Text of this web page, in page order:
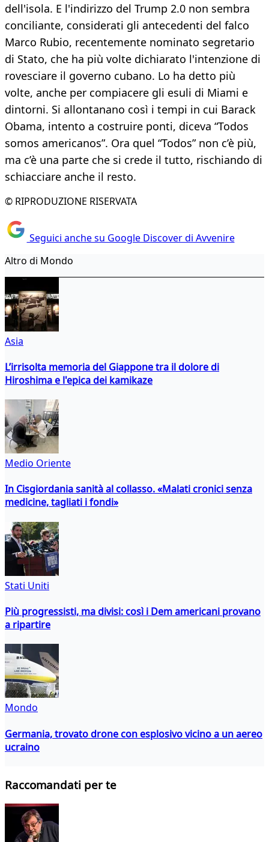
dell'isola. E l'indirizzo del Trump 2.0 non sembra
conciliante, considerati gli antecedenti del falco
Marco Rubio, recentemente nominato segretario
di Stato, che ha più volte dichiarato l'intenzione di
rovesciare il governo cubano. Lo ha detto più
volte, anche per compiacere gli esuli di Miami e
dintorni. Si allontanano così i tempi in cui Barack
Obama, intento a costruire ponti, diceva “Todos
somos americanos”. Ora quel “Todos” non c’è più,
ma c’è una parte che si crede il tutto, rischiando di
schiacciare anche il resto.
© RIPRODUZIONE RISERVATA
Seguici anche su Google Discover di Avvenire
Altro di Mondo
Asia
L’irrisolta memoria del Giappone tra il dolore di
Hiroshima e l'epica dei kamikaze
Medio Oriente
In Cisgiordania sanità al collasso. «Malati cronici senza
medicine, tagliati i fondi»
Stati Uniti
Più progressisti, ma divisi: così i Dem americani provano
a ripartire
Mondo
Germania, trovato drone con esplosivo vicino a un aereo
ucraino
Raccomandati per te